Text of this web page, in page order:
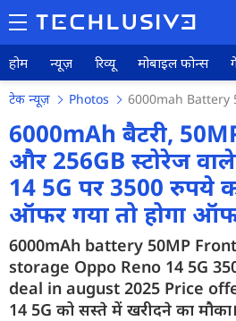
होम न्यूज़ रिव्यू मोबाइल फोन्स
न्यूज़
रिव्यू
मोबाइल फोन्स
गेमिंग
फोटो
टेक न्यूज़ Photos 6000mah Battery
6000mAh बैटरी,
और 256GB स्टोरेज
14 5G पर 3500 रुपये
ऑफर गया तो होगा
6000mAh battery 50MP
storage Oppo Reno 14 5G
deal in august 2025 Price
14 5G को सस्ते में खरीदने का मौका।